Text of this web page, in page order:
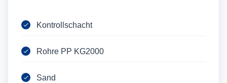
Kontrollschacht
Rohre PP KG2000
Sand